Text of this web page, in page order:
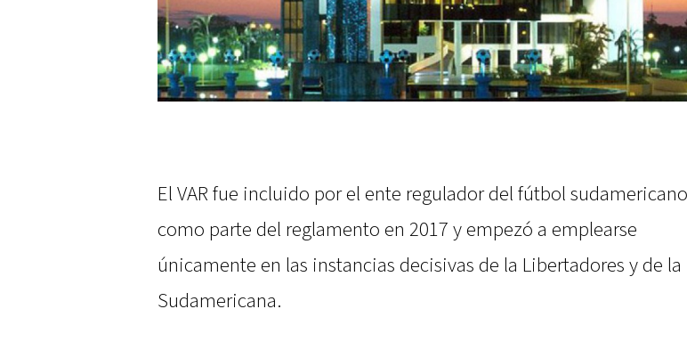
El VAR fue incluido por el ente regulador del fútbol sudamericano
como parte del reglamento en 2017 y empezó a emplearse
únicamente en las instancias decisivas de la Libertadores y de la
Sudamericana.